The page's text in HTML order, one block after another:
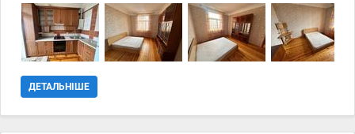
шумоізоляцію; - високі стелі — 3,2 м, завдяки чому квартира
наповнена світлом і відчуттям простору; - роздільне планування
без прохідних кімнат; - просторі кімнати з доглянутою дерев'яною
лакованою підлогою; - балкон із видом у тихий зелений двір; -
воду, газ та двозонний лічильник електроенергії (день/ніч); -
подвійні вхідні двері та сигналізація для вашої безпеки; - новим
ДЕТАЛЬНІШЕ